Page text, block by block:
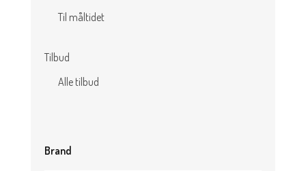
Til måltidet
Tilbud
Alle tilbud
Brand